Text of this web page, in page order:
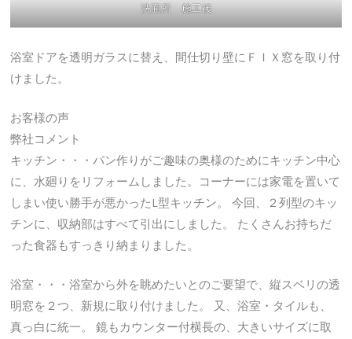
洗面所 施工後
浴室ドアを透明ガラスに替え、間仕切り壁にＦＩＸ窓を取り付
けました。
お客様の声
弊社コメント
キッチン・・・パン作りがご趣味の奥様のためにキッチン中心
に、水廻りをリフォームしました。コーナーには家電を置いて
しまい使い勝手が悪かったL型キッチン。 今回、２列型のキッ
チンに、収納部はすべて引出にしました。 たくさんお持ちだ
った食器もすっきり納まりました。
浴室・・・浴室から外を眺めたいとのご要望で、縦スベリの透
明窓を２つ、新規に取り付けました。 又、浴室・タイルも、
真っ白に統一。 鏡もカウンター付横長の、大きいサイズに取